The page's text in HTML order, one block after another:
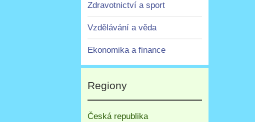
Zdravotnictví a sport
Vzdělávání a věda
Ekonomika a finance
Regiony
Česká republika